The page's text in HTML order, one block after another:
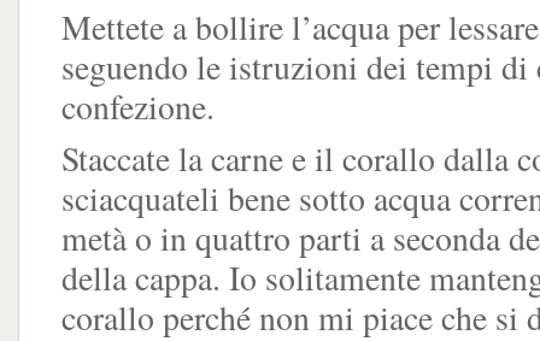
Mettete a bollire l’acqua per
seguendo le istruzioni dei tempi di
confezione.
Staccate la carne e il corallo dalla
sciacquateli bene sotto acqua
metà o in quattro parti a seconda
della cappa. Io solitamente
corallo perché non mi piace che si